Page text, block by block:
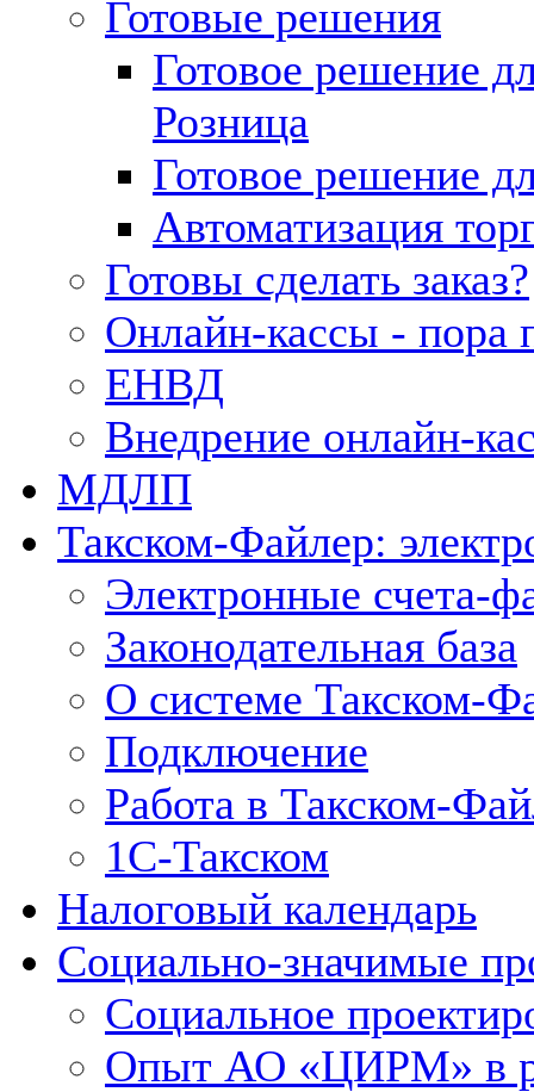
Готовые решения
Готовое решение
Розница
Готовое решение
Автоматизация
Готовы сделать заказ?
Онлайн-кассы - пора
ЕНВД
Внедрение онлайн-
МДЛП
Такском-Файлер:
Электронные счета-
Законодательная база
О системе Такском-
Подключение
Работа в Такском-
1С-Такском
Налоговый календарь
Социально-значимые
Социальное
Опыт АО «ЦИРМ» в